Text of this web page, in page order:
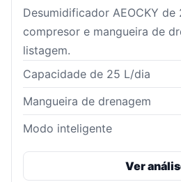
Desumidificador AEOCKY de
compresor e mangueira de
listagem.
Capacidade de 25 L/dia
Mangueira de drenagem
Modo inteligente
Ver